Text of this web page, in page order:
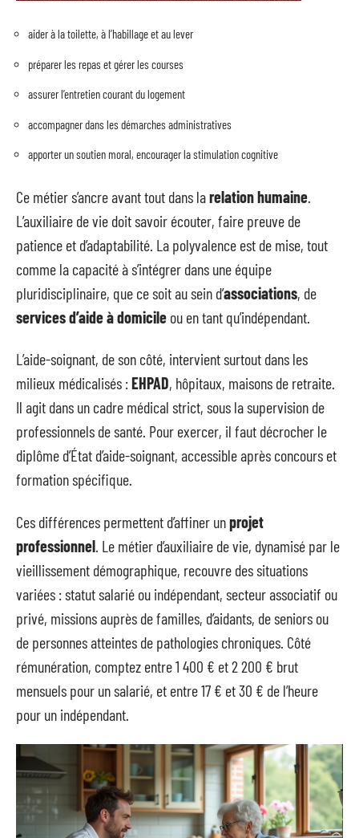
aider à la toilette, à l’habillage et au lever
préparer les repas et gérer les courses
assurer l’entretien courant du logement
accompagner dans les démarches administratives
apporter un soutien moral, encourager la stimulation cognitive
Ce métier s’ancre avant tout dans larelation humaine
L’auxiliaire de vie doit savoir écouter, faire preuve de
patience et d’adaptabilité. La polyvalence est de mise, tout
comme la capacité à s’intégrer dans une équipe
pluridisciplinaire, que ce soit au sein d’associations, de
services d’aide à domicile ou en tant qu’indépendant.
L’aide-soignant, de son côté, intervient surtout dans les
milieux médicalisés :EHPAD, hôpitaux, maisons de retraite.
Il agit dans un cadre médical strict, sous la supervision de
professionnels de santé. Pour exercer, il faut décrocher le
diplôme d’État d’aide-soignant, accessible après concours et
formation spécifique.
Ces différences permettent d’affiner unprojet
professionnel . Le métier d’auxiliaire de vie, dynamisé par le
vieillissement démographique, recouvre des situations
variées : statut salarié ou indépendant, secteur associatif ou
privé, missions auprès de familles, d’aidants, de seniors ou
de personnes atteintes de pathologies chroniques. Côté
rémunération, comptez entre 1 400 € et 2 200 € brut
mensuels pour un salarié, et entre 17 € et 30 € de l’heure
pour un indépendant.